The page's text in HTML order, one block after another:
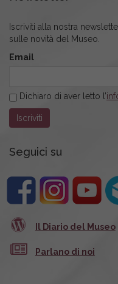
Iscriviti alla nostra
sulle novità del Museo.
Email
Dichiaro di aver letto l’
Seguici su
Il Diario del Museo
Parlano di noi